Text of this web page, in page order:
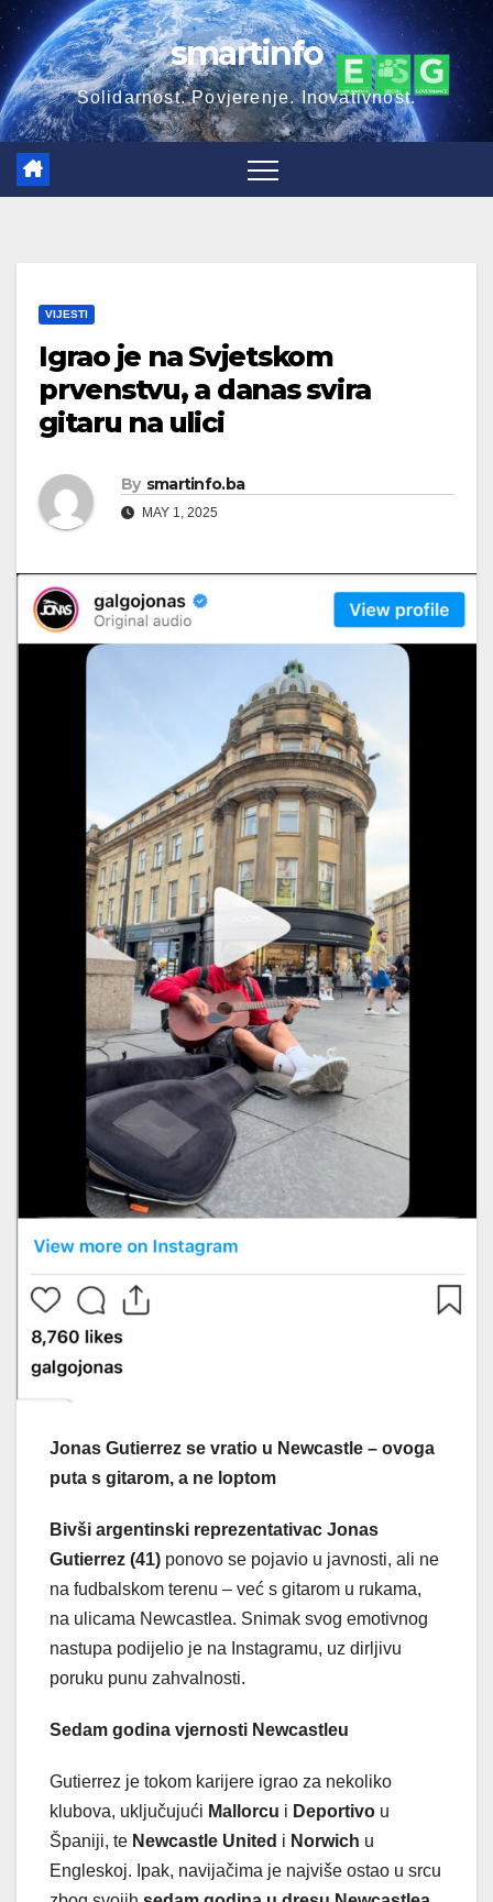
Skip
to
content
smartinfo
Solidarnost. Povjerenje. Inovativnost.
VIJESTI
Igrao je na Svjetskom
prvenstvu, a danas svira
gitaru na ulici
By smartinfo.ba
MAY 1, 2025
Jonas Gutierrez se vratio u Newcastle – ovoga
puta s gitarom, a ne loptom
Bivši argentinski reprezentativac Jonas
Gutierrez (41) ponovo se pojavio u javnosti, ali ne
na fudbalskom terenu – već s gitarom u rukama,
na ulicama Newcastlea. Snimak svog emotivnog
nastupa podijelio je na Instagramu, uz dirljivu
poruku punu zahvalnosti.
Sedam godina vjernosti Newcastleu
Gutierrez je tokom karijere igrao za nekoliko
klubova, uključujući Mallorcu i Deportivo u
Španiji, te Newcastle United i Norwich u
Engleskoj. Ipak, navijačima je najviše ostao u srcu